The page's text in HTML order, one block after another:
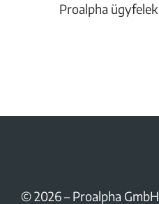
Proalpha ügyfelek
© 2026– Proalpha GmbH